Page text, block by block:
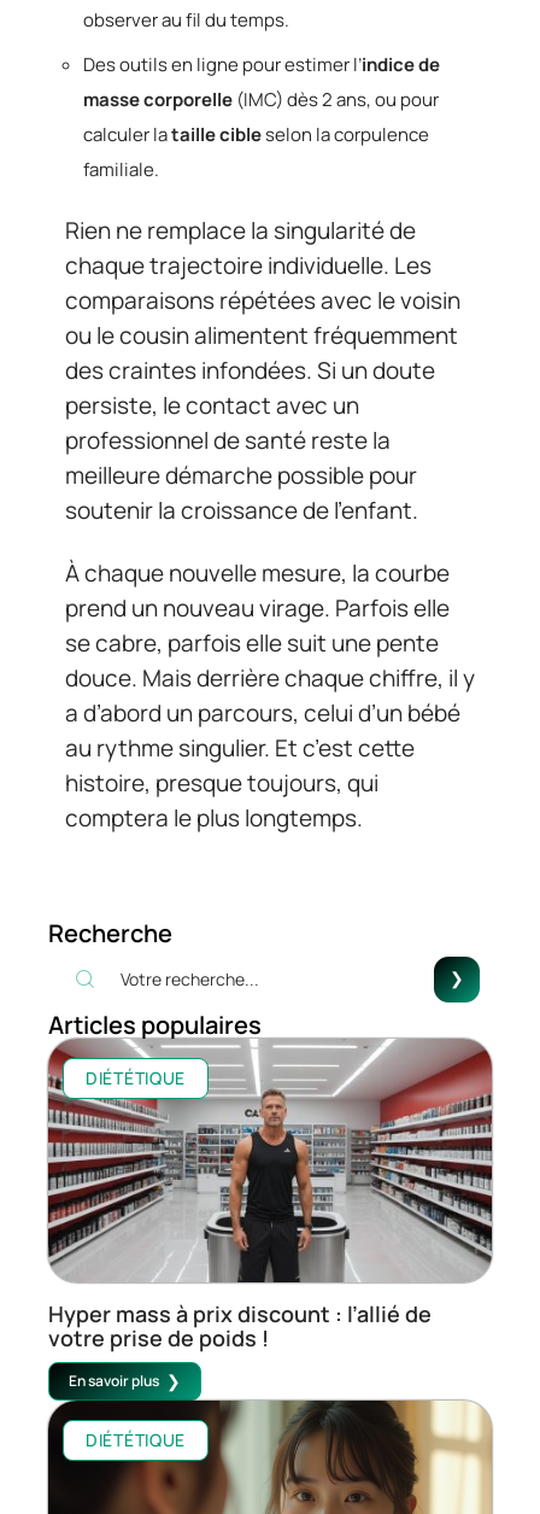
observer au fil du temps.
Des outils en ligne pour estimer l’indice de
masse corporelle (IMC) dès 2 ans, ou pour
calculer lataille cibleselon la corpulence
familiale.
Rien ne remplace la singularité de
chaque trajectoire individuelle. Les
comparaisons répétées avec le voisin
ou le cousin alimentent fréquemment
des craintes infondées. Si un doute
persiste, le contact avec un
professionnel de santé reste la
meilleure démarche possible pour
soutenir la croissance de l’enfant.
À chaque nouvelle mesure, la courbe
prend un nouveau virage. Parfois elle
se cabre, parfois elle suit une pente
douce. Mais derrière chaque chiffre, il y
a d’abord un parcours, celui d’un bébé
au rythme singulier. Et c’est cette
histoire, presque toujours, qui
comptera le plus longtemps.
Recherche
Articles populaires
DIÉTÉTIQUE
Hyper mass à prix discount : l’allié de
votre prise de poids !
En savoir plus
DIÉTÉTIQUE